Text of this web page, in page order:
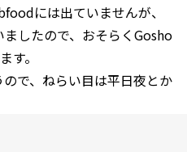
には出ていませんが、
したので、おそらくGosho
す。
で、ねらい目は平日夜とか